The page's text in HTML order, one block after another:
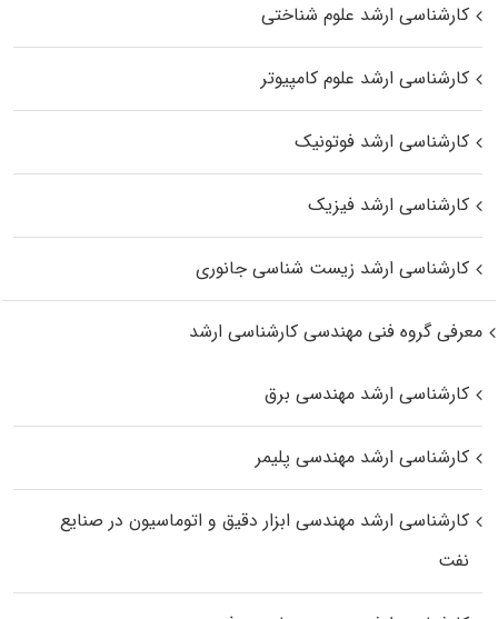
کارشناسی ارشد علوم شناختی
کارشناسی ارشد علوم کامپیوتر
کارشناسی ارشد فوتونیک
کارشناسی ارشد فیزیک
کارشناسی ارشد زیست‌ شناسی جانوری
معرفی گروه فنی مهندسی کارشناسی ارشد
کارشناسی ارشد مهندسی برق
کارشناسی ارشد مهندسی پلیمر
کارشناسی ارشد مهندسی ابزار دقیق و اتوماسیون در صنایع
نفت